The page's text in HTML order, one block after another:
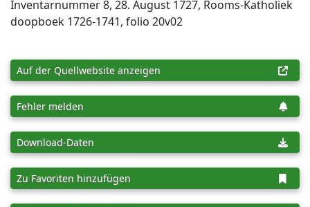
Inventar­nummer 8, 28. August 1727, Rooms-Katholiek
doopboek 1726-1741, folio 20v02
Auf der Quellwebsite anzeigen
Fehler melden
Download-Daten
Zu Favoriten hinzufügen